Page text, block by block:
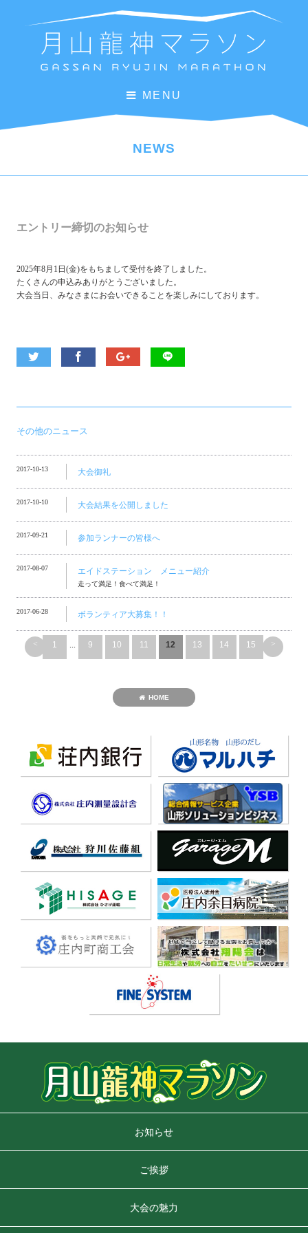
MENU
NEWS
エントリー締切のお知らせ
2025年8月1日(金)をもちまして受付を終了しました。
たくさんの申込みありがとうございました。
大会当日、みなさまにお会いできることを楽しみにしております。
その他のニュース
2017-10-13 大会御礼
2017-10-10 大会結果を公開しました
2017-09-21 参加ランナーの皆様へ
2017-08-07 エイドステーション メニュー紹介
走って満足！食べて満足！
2017-06-28 ボランティア大募集！！
< 1 ... 9 10 11 12 13 14 15 >
HOME
お知らせ
ご挨拶
大会の魅力